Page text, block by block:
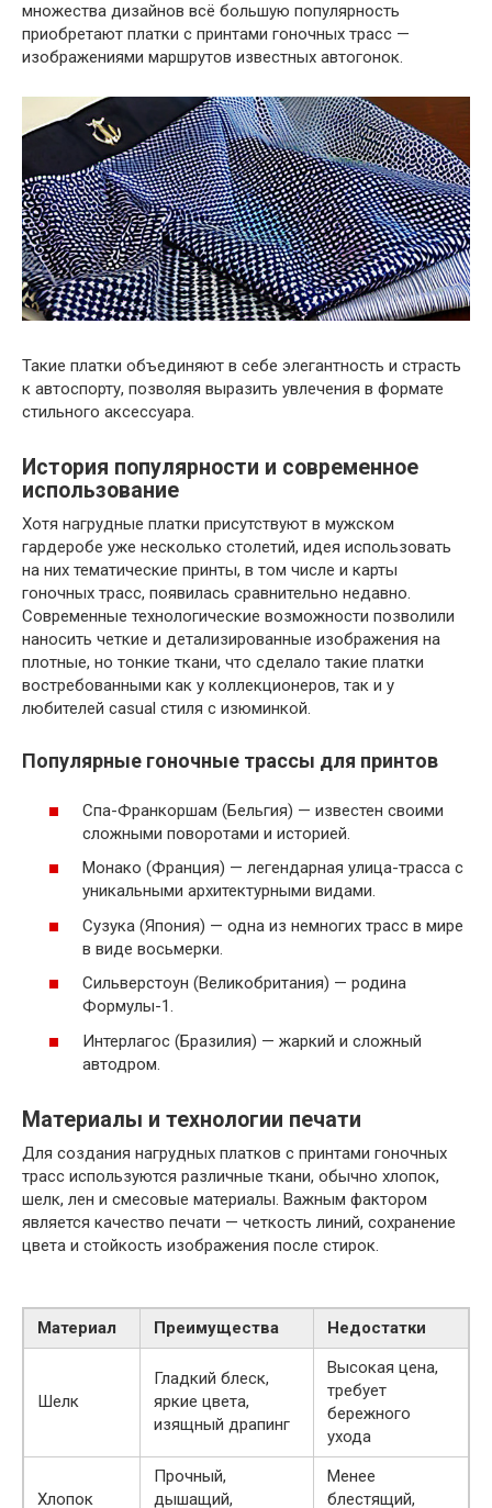
множества дизайнов всё большую популярность
приобретают платки с принтами гоночных трасс —
изображениями маршрутов известных автогонок.
Такие платки объединяют в себе элегантность и страсть
к автоспорту, позволяя выразить увлечения в формате
стильного аксессуара.
История популярности и современное
использование
Хотя нагрудные платки присутствуют в мужском
гардеробе уже несколько столетий, идея использовать
на них тематические принты, в том числе и карты
гоночных трасс, появилась сравнительно недавно.
Современные технологические возможности позволили
наносить четкие и детализированные изображения на
плотные, но тонкие ткани, что сделало такие платки
востребованными как у коллекционеров, так и у
любителей casual стиля с изюминкой.
Популярные гоночные трассы для принтов
Спа-Франкоршам (Бельгия) — известен своими
сложными поворотами и историей.
Монако (Франция) — легендарная улица-трасса с
уникальными архитектурными видами.
Сузука (Япония) — одна из немногих трасс в мире
в виде восьмерки.
Сильверстоун (Великобритания) — родина
Формулы-1.
Интерлагос (Бразилия) — жаркий и сложный
автодром.
Материалы и технологии печати
Для создания нагрудных платков с принтами гоночных
трасс используются различные ткани, обычно хлопок,
шелк, лен и смесовые материалы. Важным фактором
является качество печати — четкость линий, сохранение
цвета и стойкость изображения после стирок.
Материал Преимущества Недостатки
Шелк
Гладкий блеск,
яркие цвета,
изящный драпинг
Высокая цена,
требует
бережного
ухода
Хлопок
Прочный,
дышащий,
Менее
блестящий,